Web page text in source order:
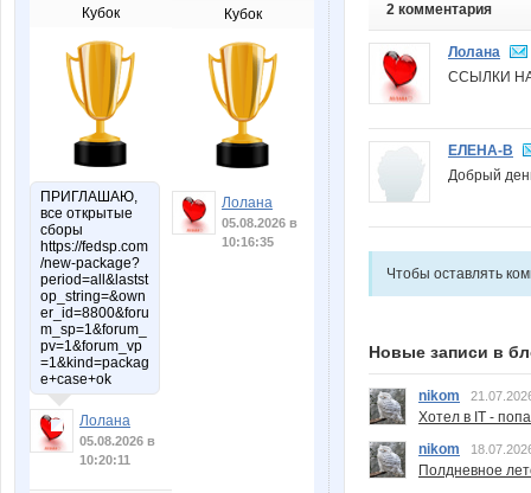
Кубок
ПРИГЛАШАЮ,
все открытые
сборы
https://fedsp.com
/new-package?
period=all&lastst
op_string=&own
er_id=8800&foru
m_sp=1&forum_
pv=1&forum_vp
=1&kind=packag
e+case+ok
Лолана
05.08.2026 в
10:20:11
Кубок
Лолана
05.08.2026 в
10:16:35
2 комментария
Лолана
ССЫЛКИ
ЕЛЕНА-В
Добрый
Чтобы оставлять
Новые записи в
nikom
Хотел в IT -
nikom
Полдневное